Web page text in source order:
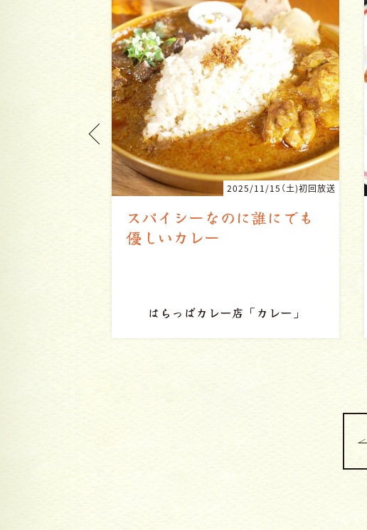
2025/9/20（土)初回放送
いつもそこにある、安心で
きる場所
あずま亭 「オムライス」